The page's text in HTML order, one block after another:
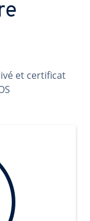
et certificat